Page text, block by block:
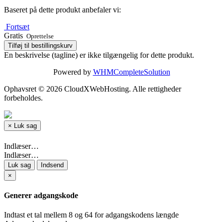
Baseret på dette produkt anbefaler vi:
Fortsæt
Gratis Oprettelse
Tilføj til bestillingskurv
En beskrivelse (tagline) er ikke tilgængelig for dette produkt.
Powered by WHMCompleteSolution
Ophavsret © 2026 CloudXWebHosting. Alle rettigheder
forbeholdes.
× Luk sag
Indlæser…
Indlæser…
Luk sag
Indsend
×
Generer adgangskode
Indtast et tal mellem 8 og 64 for adgangskodens længde